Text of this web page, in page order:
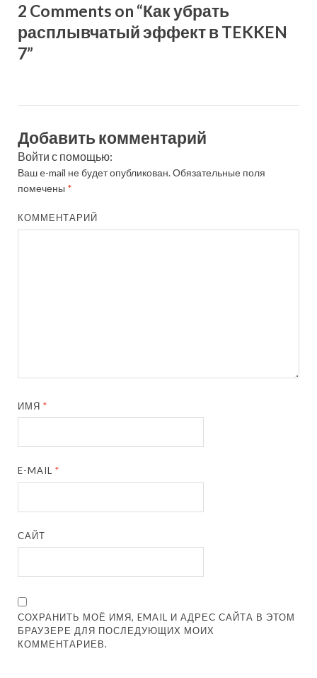
2 Comments on “Как убрать
расплывчатый эффект в TEKKEN
7”
Добавить комментарий
Войти с помощью:
Ваш e-mail не будет опубликован.Обязательные поля
помечены *
КОММЕНТАРИЙ
ИМЯ*
E-MAIL*
САЙТ
СОХРАНИТЬ МОЁ ИМЯ, EMAIL И АДРЕС САЙТА В ЭТОМ
БРАУЗЕРЕ ДЛЯ ПОСЛЕДУЮЩИХ МОИХ
КОММЕНТАРИЕВ.